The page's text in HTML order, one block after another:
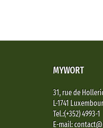
MYWORT
31, rue de
L-1741
Tel.:(+352) 4993-1
E-mail: